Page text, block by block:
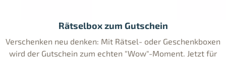
Rätselbox zum Gutschein
Verschenken neu denken: Mit Rätsel- oder Geschenkboxen
wird der Gutschein zum echten "Wow"-Moment. Jetzt für